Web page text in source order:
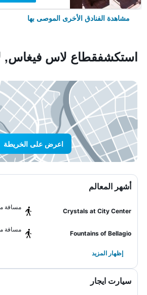
مشاهدة الفنادق الأخرى الموصى بها
استكشفقطاع لاس
اعرض على الخريطة
أشهر المعالم
Crystals at City Center
مسافة مشي
Fountains of Bellagio
مسافة مشي
إظهار المزيد
سيارت ايجار